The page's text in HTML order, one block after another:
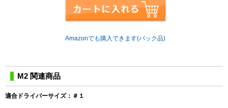
Amazonでも購入できます(パック品)
M2 関連商品
適合ドライバーサイズ：＃１